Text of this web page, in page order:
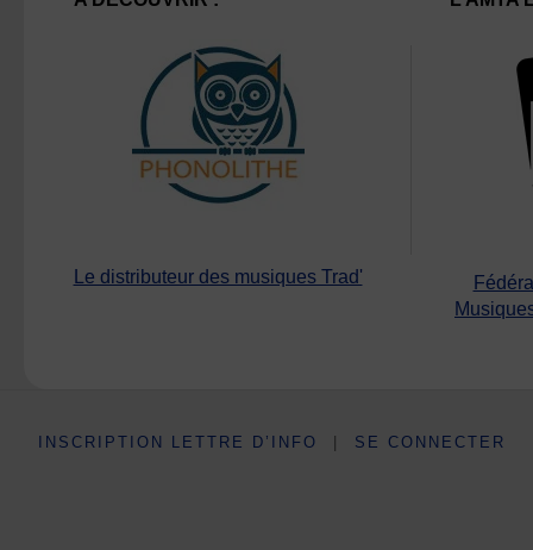
Le distributeur des musiques Trad'
INSCRIPTION LETTRE D’INFO | SE CONNECTER